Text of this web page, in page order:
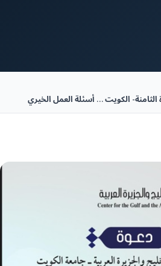
الثامنة- الكويت … أسئلة العمل الخيري